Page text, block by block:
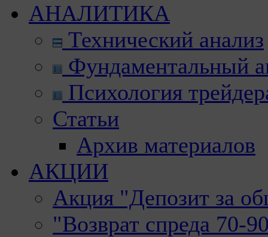
АНАЛИТИКА
Технический анализ
Фундаментальный
Психология
Статьи
Архив материалов
АКЦИИ
Акция "Депозит за
"Возврат спреда 70-